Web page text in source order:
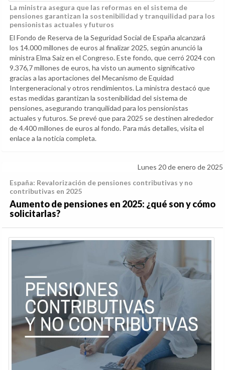
La ministra asegura que las reformas en el sistema de
pensiones garantizan la sostenibilidad y tranquilidad para los
pensionistas actuales y futuros
El Fondo de Reserva de la Seguridad Social de España alcanzará
los 14.000 millones de euros al finalizar 2025, según anunció la
ministra Elma Saiz en el Congreso. Este fondo, que cerró 2024 con
9.376,7 millones de euros, ha visto un aumento significativo
gracias a las aportaciones del Mecanismo de Equidad
Intergeneracional y otros rendimientos. La ministra destacó que
estas medidas garantizan la sostenibilidad del sistema de
pensiones, asegurando tranquilidad para los pensionistas
actuales y futuros. Se prevé que para 2025 se destinen alrededor
de 4.400 millones de euros al fondo. Para más detalles, visita el
enlace a la noticia completa.
Lunes 20 de enero de 2025
España: Revalorización de pensiones contributivas y no
contributivas en 2025
Aumento de pensiones en 2025: ¿qué son y cómo
solicitarlas?